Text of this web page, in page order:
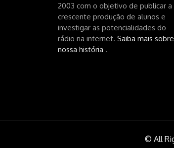
2003 com o objetivo de publicar a
crescente produção de alunos e
investigar as potencialidades do
rádio na internet. Saiba mais sobre
nossa história .
© All